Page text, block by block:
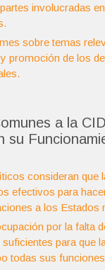
involucradas
sobre temas
promoción de los
a la
su
consideran que
efectivos para
a los Estados
por la falta
para que
todas sus